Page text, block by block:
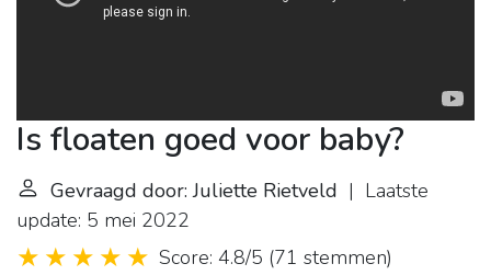
Is floaten goed voor baby?
Gevraagd door: Juliette Rietveld | Laatste
update: 5 mei 2022
Score: 4.8/5 (71 stemmen)